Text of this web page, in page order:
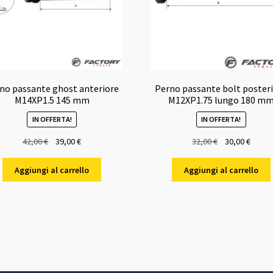
passante ghost anteriore
M14XP1.5 145 mm
IN OFFERTA!
42,00€
originale
era:
39,00€Il
attuale
è:
Aggiungi al carrello
Perno passante bolt
M12XP1.75 lungo 180 mm
IN OFFERTA!
32,00€
originale
era:
30,00€Il
attuale
è:
Aggiungi al carrello